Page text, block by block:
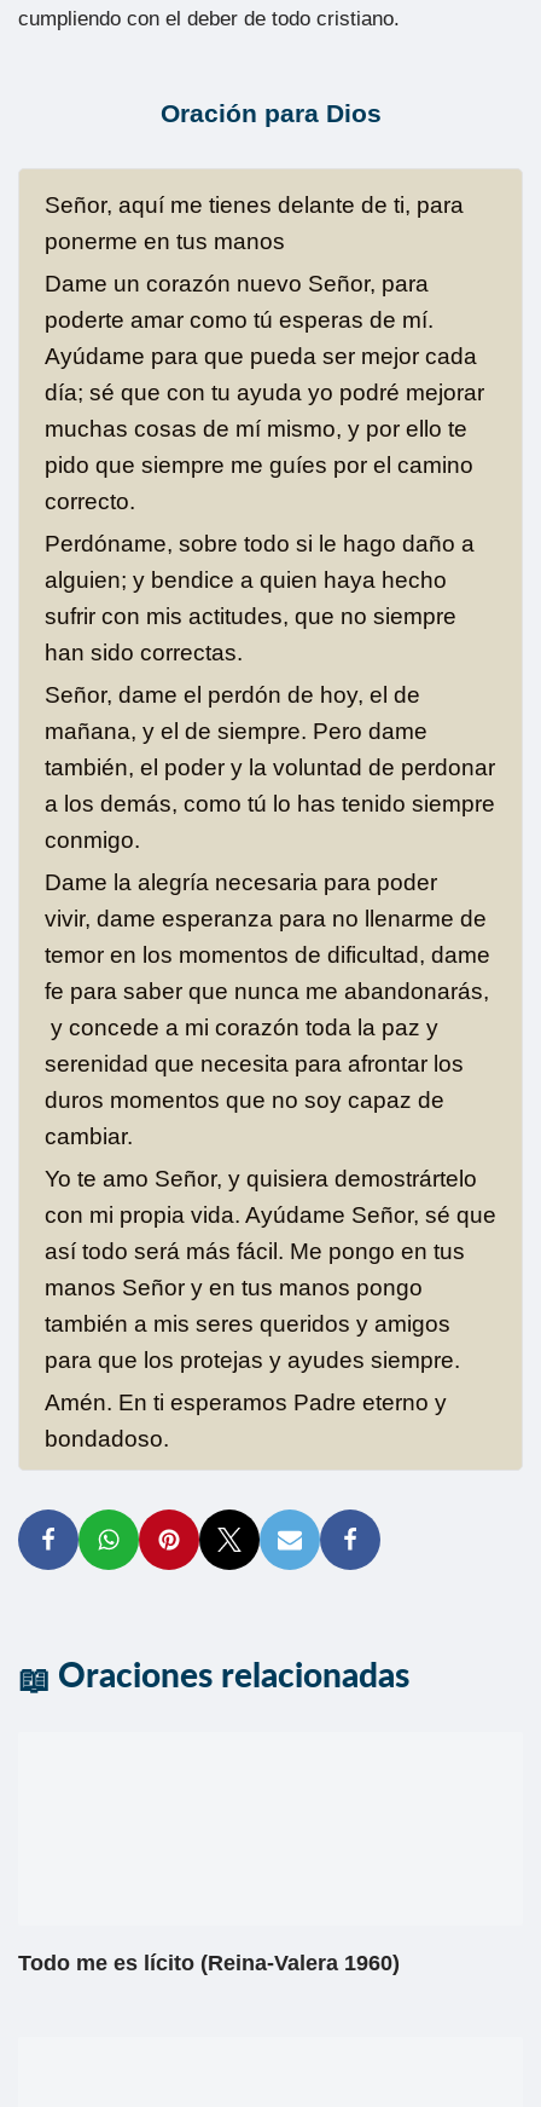
cumpliendo con el deber de todo cristiano.
Oración para Dios
Señor, aquí me tienes delante de ti, para
ponerme en tus manos
Dame un corazón nuevo Señor, para
poderte amar como tú esperas de mí.
Ayúdame para que pueda ser mejor cada
día; sé que con tu ayuda yo podré mejorar
muchas cosas de mí mismo, y por ello te
pido que siempre me guíes por el camino
correcto.
Perdóname, sobre todo si le hago daño a
alguien; y bendice a quien haya hecho
sufrir con mis actitudes, que no siempre
han sido correctas.
Señor, dame el perdón de hoy, el de
mañana, y el de siempre. Pero dame
también, el poder y la voluntad de perdonar
a los demás, como tú lo has tenido siempre
conmigo.
Dame la alegría necesaria para poder
vivir, dame esperanza para no llenarme de
temor en los momentos de dificultad, dame
fe para saber que nunca me abandonarás,
y concede a mi corazón toda la paz y
serenidad que necesita para afrontar los
duros momentos que no soy capaz de
cambiar.
Yo te amo Señor, y quisiera demostrártelo
con mi propia vida. Ayúdame Señor, sé que
así todo será más fácil. Me pongo en tus
manos Señor y en tus manos pongo
también a mis seres queridos y amigos
para que los protejas y ayudes siempre.
Amén. En ti esperamos Padre eterno y
bondadoso.
Oraciones relacionadas
Todo me es lícito (Reina-Valera 1960)